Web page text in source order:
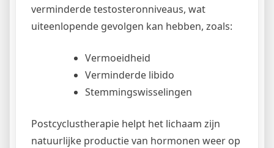
verminderde testosteronniveaus, wat
uiteenlopende gevolgen kan hebben, zoals:
Vermoeidheid
Verminderde libido
Stemmingswisselingen
Postcyclustherapie helpt het lichaam zijn
natuurlijke productie van hormonen weer op